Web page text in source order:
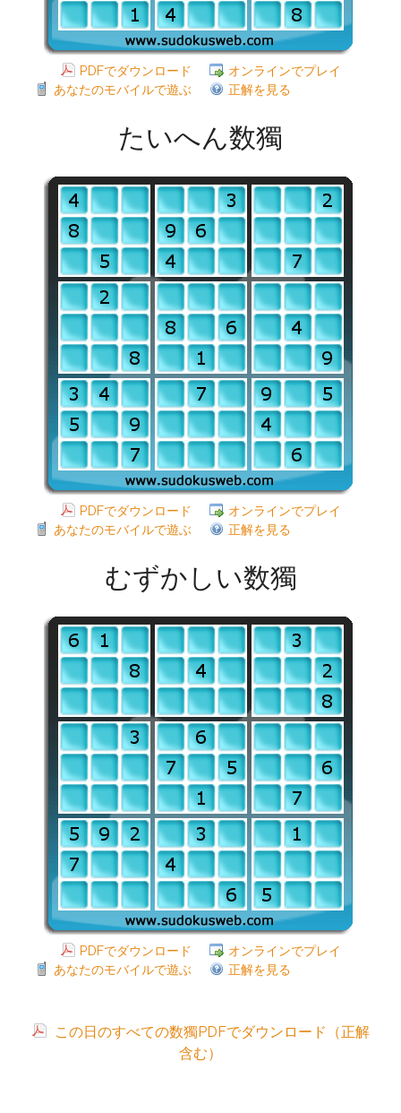
PDFでダウンロード
オンラインでプレイ
あなたのモバイルで遊ぶ
正解を見る
たいへん数獨
PDFでダウンロード
オンラインでプレイ
あなたのモバイルで遊ぶ
正解を見る
むずかしい数獨
PDFでダウンロード
オンラインでプレイ
あなたのモバイルで遊ぶ
正解を見る
この日のすべての数獨PDFでダウンロード（正解
含む）